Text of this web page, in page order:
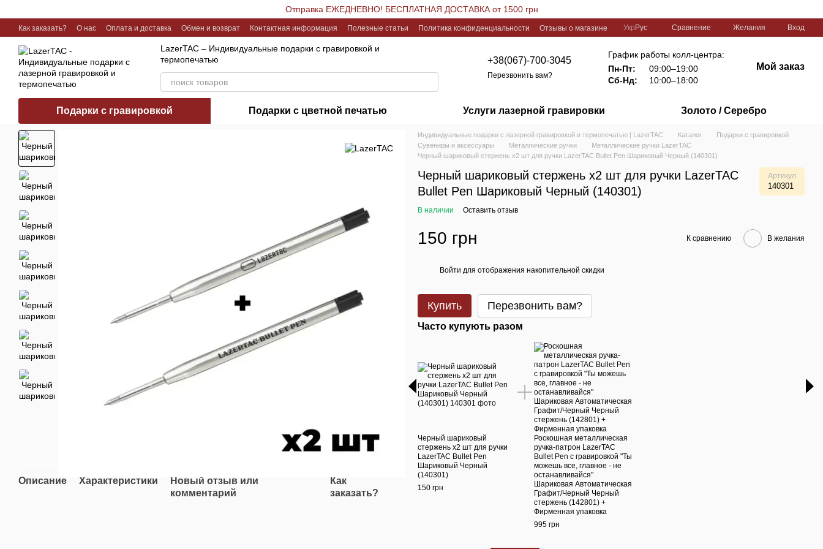
Отправка ЕЖЕДНЕВНО! БЕСПЛАТНАЯ ДОСТАВКА от 1500 грн
Как заказать? О нас Оплата и доставка Обмен и возврат Контактная информация Полезные статьи Политика конфиденциальности
Отзывы о магазине
Укр Рус Сравнение Желания Вход
LazerTAC – Индивидуальные подарки с гравировкой и
термопечатью
+38(067)-700-3045
Перезвонить вам?
График работы колл-центра:
Пн-Пт:
09:00–19:00
Сб-Нд:
10:00–18:00
Мой заказ
Подарки с гравировкой Подарки с цветной печатью Услуги лазерной гравировки Золото / Серебро
Описание Характеристики
Новый отзыв или
комментарий
Как
заказать?
Индивидуальные подарки с лазерной гравировкой и термопечатью | LazerTAC Каталог
Подарки с гравировкой
Сувениры и аксессуары
Металлические ручки
Металлические ручки LazerTAC
Черный шариковый стержень х2 шт для ручки LazerTAC Bullet Pen Шариковый Черный (140301)
Черный шариковый стержень х2 шт для ручки LazerTAC
Bullet Pen Шариковый Черный (140301)
Артикул
140301
В наличии Оставить отзыв
150 грн К сравнению В желания
Войти для отображения накопительной скидки
Купить Перезвонить вам?
Часто купують разом
Черный шариковый
стержень х2 шт для ручки
LazerTAC Bullet Pen
Шариковый Черный
(140301)
150 грн
Роскошная металлическая
ручка-патрон LazerTAC
Bullet Pen с гравировкой "Ты
можешь все, главное - не
останавливайся"
Шариковая Автоматическая
Графит/Черный Черный
стержень (142801) +
Фирменная упаковка
995 грн